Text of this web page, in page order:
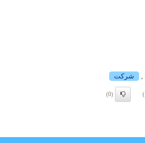
شركت
(0)